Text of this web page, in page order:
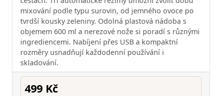
mixování podle typu surovin, od jemného ovoce po
tvrdší kousky zeleniny. Odolná plastová nádoba s
objemem 600 ml a nerezové nože si poradí s různými
ingrediencemi. Nabíjení přes USB a kompaktní
rozměry usnadňují každodenní používání i
skladování.
499 Kč